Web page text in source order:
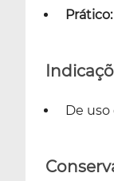
Prático:
De